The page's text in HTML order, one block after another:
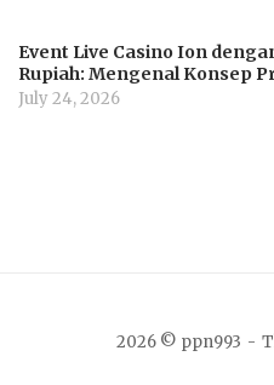
Event Live Casino Ion
Rupiah: Mengenal Konsep
July 24, 2026
2026 © ppn993